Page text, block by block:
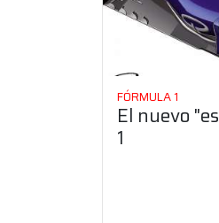
FÓRMULA 1
El nuevo
1